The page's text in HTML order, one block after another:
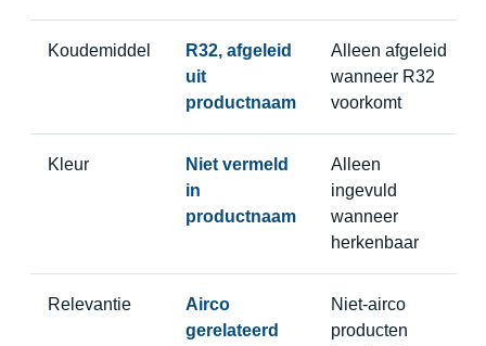
Koudemiddel
R32, afgeleid
uit
productnaam
Alleen afgeleid
wanneer R32
voorkomt
Kleur
Niet vermeld
in
productnaam
Alleen
ingevuld
wanneer
herkenbaar
Relevantie
Airco
gerelateerd
Niet-airco
producten